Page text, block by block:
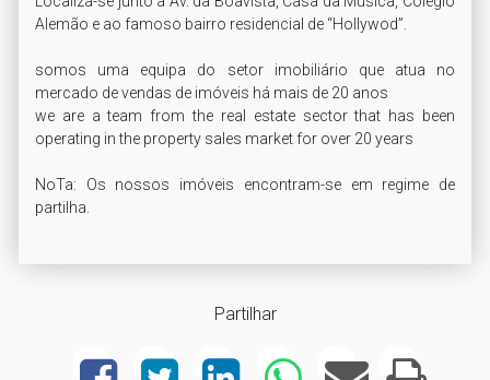
Partilhar
Alemão e ao famoso bairro residencial de “Hollywod”.
somos uma equipa do setor imobiliário que atua no
mercado de vendas de imóveis há mais de 20 anos
we are a team from the real estate sector that has been
operating in the property sales market for over 20 years
NoTa: Os nossos imóveis encontram-se em regime de
partilha.